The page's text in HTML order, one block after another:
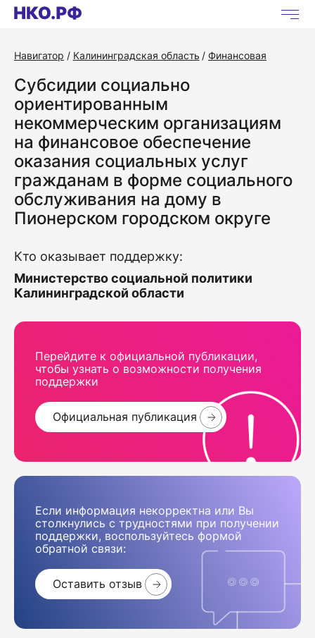
Навигатор Калининградская область Финансовая
Субсидии социально
ориентированным
некоммерческим организациям
на финансовое обеспечение
оказания социальных услуг
гражданам в форме социального
обслуживания на дому в
Пионерском городском округе
Кто оказывает поддержку:
Министерство социальной политики
Калининградской области
Перейдите к официальной публикации,
чтобы узнать о возможности получения
поддержки
Официальная публикация
Если информация некорректна или Вы
столкнулись с трудностями при получении
поддержки, воспользуйтесь формой
обратной связи:
Оставить отзыв